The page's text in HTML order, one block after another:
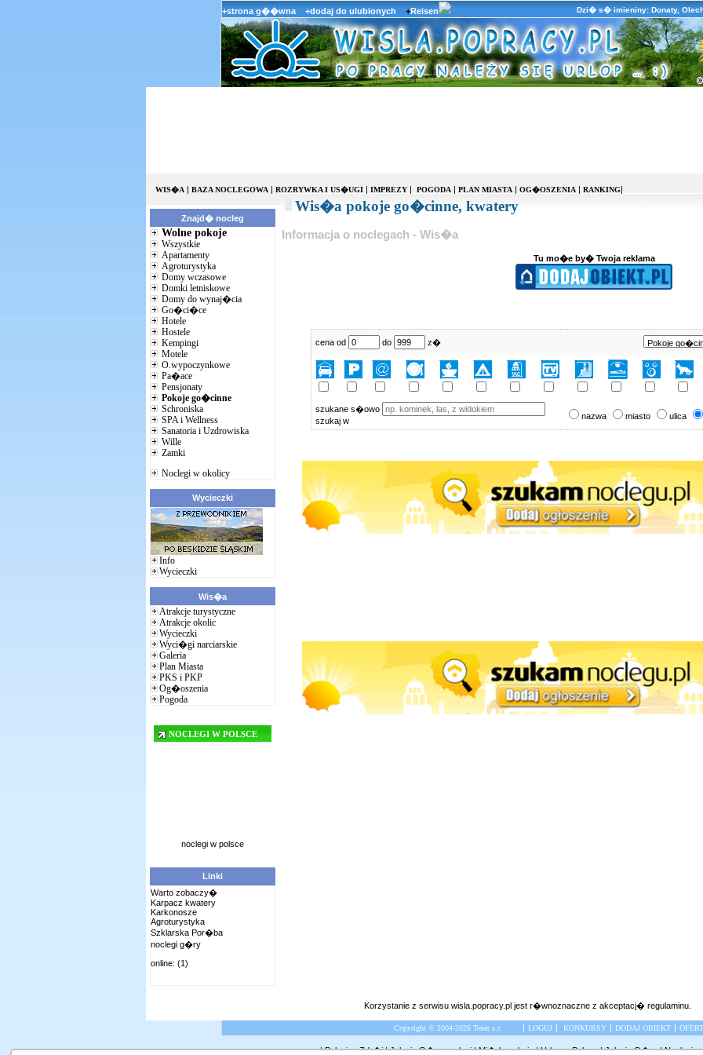
+strona g��wna +dodaj do ulubionych +Reisen Dzi� s� imieniny: Donaty,
WIS�A| BAZA NOCLEGOWA| ROZRYWKA I US�UGI| IMPREZY| POGODA| PLAN MIASTA| OG�OSZENIA| RANKING|
Znajd� nocleg
Wolne pokoje
Wszystkie
Apartamenty
Agroturystyka
Domy wczasowe
Domki letniskowe
Domy do wynaj�cia
Go�ci�ce
Hotele
Hostele
Kempingi
Motele
O.wypoczynkowe
Pa�ace
Pensjonaty
Pokoje go�cinne
Schroniska
SPA i Wellness
Sanatoria i Uzdrowiska
Wille
Zamki
Noclegi w okolicy
Wycieczki
Info
Wycieczki
Wis�a
Atrakcje turystyczne
Atrakcje okolic
Wycieczki
Wyci�gi narciarskie
Galeria
Plan Miasta
PKS i PKP
Og�oszenia
Pogoda
NOCLEGI W POLSCE
noclegi w polsce
Linki
Warto zobaczy�
Karpacz kwatery
Karkonosze
Agroturystyka
Szklarska Por�ba
noclegi g�ry
online: (1)
Wis�a pokoje go�cinne, kwatery
Informacja o noclegach - Wis�a
Tu mo�e by� Twoja reklama
cena od do z�
szukane s�owo
szukaj w
nazwa miasto ulica
Korzystanie z serwisu wisla.popracy.pl jest r�wnoznaczne z akceptacj� regulaminu.
Copyright © 2004-2026 Tenet s.c. | LOGUJ | KONKURSY | DODAJ OBIEKT |
|Polanica Zdr�j|Jelenia G�ra noclegi|Mi�dzyzdroje|Urlop w Polsce|Jelenia G�ra|Noclegi